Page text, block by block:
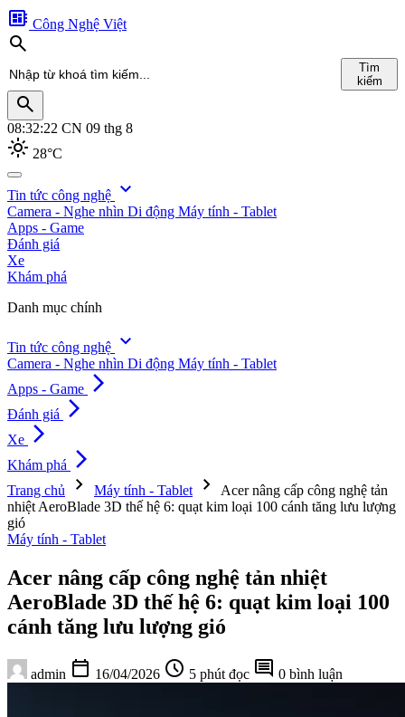
developer_board Công Nghệ Việt
search
Tìm
kiếm
search
08:32:23 CN 09 thg 8
light_mode 28°C
search
Tin tức công nghệ expand_more
Camera - Nghe nhìn Di động Máy tính - Tablet
Apps - Game
Đánh giá
Xe
Khám phá
Danh mục chính
Tin tức công nghệ expand_more
Camera - Nghe nhìn Di động Máy tính - Tablet
Apps - Game arrow_forward_ios
Đánh giá arrow_forward_ios
Xe arrow_forward_ios
Khám phá arrow_forward_ios
Trang chủ chevron_right Máy tính - Tablet chevron_right
Acer nâng cấp công nghệ tản
nhiệt AeroBlade 3D thế hệ 6: quạt kim loại 100 cánh tăng lưu lượng
gió
Máy tính - Tablet
Acer nâng cấp công nghệ tản nhiệt
AeroBlade 3D thế hệ 6: quạt kim loại 100
cánh tăng lưu lượng gió
admin calendar_today 16/04/2026 schedule 5 phút đọc comment 0 bình luận